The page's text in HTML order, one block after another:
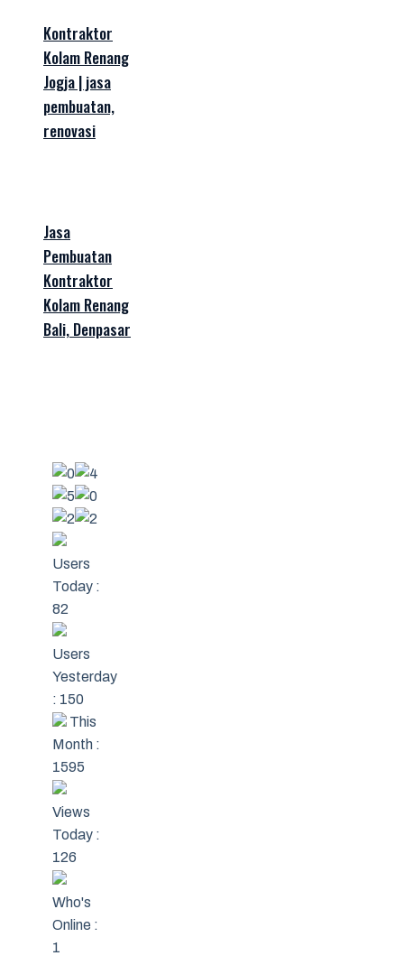
Kontraktor
Kolam Renang
Jogja | jasa
pembuatan,
renovasi
Jasa
Pembuatan
Kontraktor
Kolam Renang
Bali, Denpasar
Users
Today :
82
Users
Yesterday
: 150
This
Month :
1595
Views
Today :
126
Who's
Online :
1